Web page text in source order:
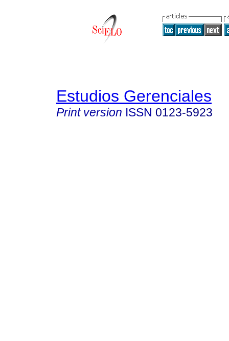
Estudios Gerenciales
Print version ISSN 0123-5923